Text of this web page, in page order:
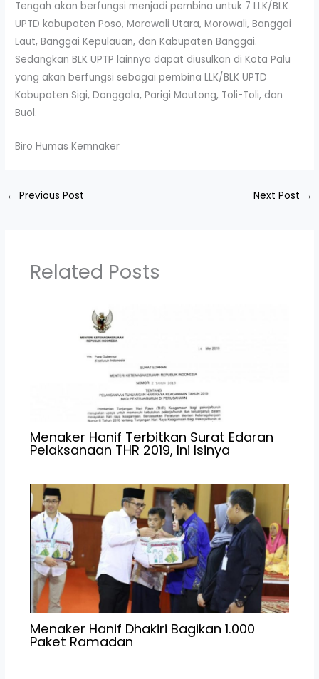
Tengah akan berfungsi menjadi pembina untuk 7 LLK/BLK
UPTD kabupaten Poso, Morowali Utara, Morowali, Banggai
Laut, Banggai Kepulauan, dan Kabupaten Banggai.
Sedangkan BLK UPTP lainnya dapat diusulkan di Kota Palu
yang akan berfungsi sebagai pembina LLK/BLK UPTD
Kabupaten Sigi, Donggala, Parigi Moutong, Toli-Toli, dan
Buol.
Biro Humas Kemnaker
← Previous Post Next Post →
Related Posts
Menaker Hanif Terbitkan Surat Edaran
Pelaksanaan THR 2019, Ini Isinya
Menaker Hanif Dhakiri Bagikan 1.000
Paket Ramadan